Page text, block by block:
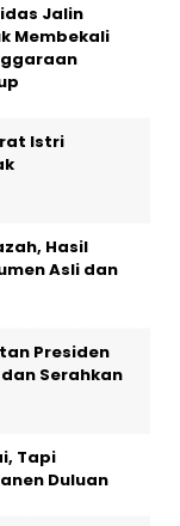
Jalin
Membekali
Istri
Hasil
Asli dan
Presiden
Serahkan
Tapi
Duluan